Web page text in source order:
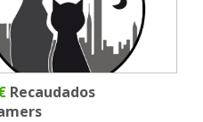
Recaudados